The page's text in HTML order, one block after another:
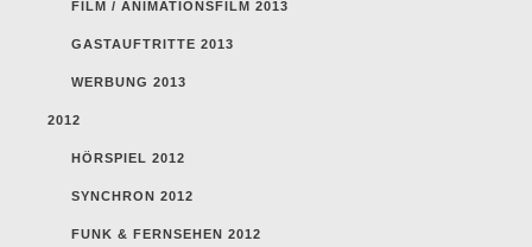
FILM / ANIMATIONSFILM 2013
GASTAUFTRITTE 2013
WERBUNG 2013
2012
HÖRSPIEL 2012
SYNCHRON 2012
FUNK & FERNSEHEN 2012